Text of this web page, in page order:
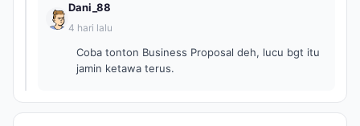
Dani_88
4 hari lalu
Coba tonton Business Proposal deh, lucu bgt itu
jamin ketawa terus.